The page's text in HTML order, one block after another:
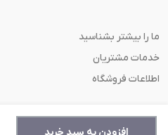
ما را بیشتر بشناسید
خدمات مشتریان
اطلاعات فروشگاه